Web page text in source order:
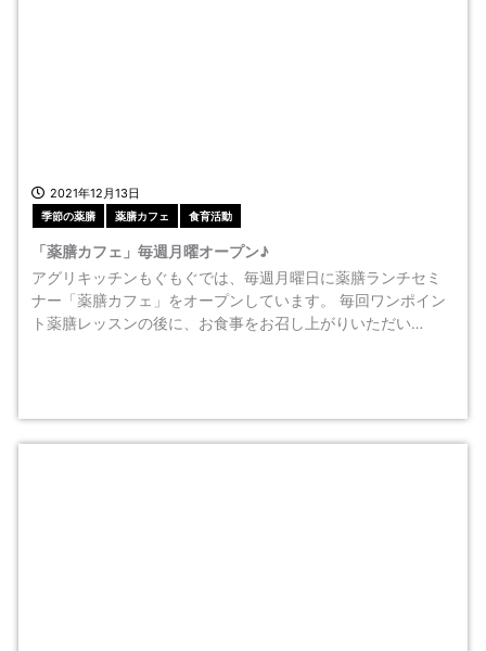
2021年12月13日
季節の薬膳 薬膳カフェ 食育活動
「薬膳カフェ」毎週月曜オープン♪
アグリキッチンもぐもぐでは、毎週月曜日に薬膳ランチセミ
ナー「薬膳カフェ」をオープンしています。 毎回ワンポイン
ト薬膳レッスンの後に、お食事をお召し上がりいただい…